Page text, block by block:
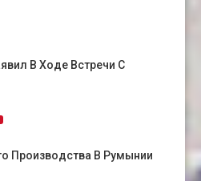
В Ходе Встречи С
Производства В Румынии